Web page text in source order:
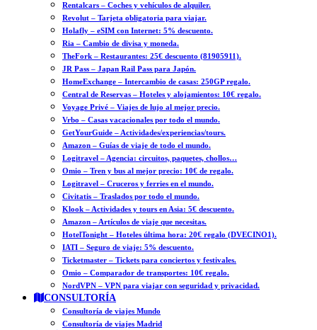
Rentalcars – Coches y vehículos de alquiler.
Revolut – Tarjeta obligatoria para viajar.
Holafly – eSIM con Internet: 5% descuento.
Ria – Cambio de divisa y moneda.
TheFork – Restaurantes: 25€ descuento (81905911).
JR Pass – Japan Rail Pass para Japón.
HomeExchange – Intercambio de casas: 250GP regalo.
Central de Reservas – Hoteles y alojamientos: 10€ regalo.
Voyage Privé – Viajes de lujo al mejor precio.
Vrbo – Casas vacacionales por todo el mundo.
GetYourGuide – Actividades/experiencias/tours.
Amazon – Guías de viaje de todo el mundo.
Logitravel – Agencia: circuitos, paquetes, chollos…
Omio – Tren y bus al mejor precio: 10€ de regalo.
Logitravel – Cruceros y ferries en el mundo.
Civitatis – Traslados por todo el mundo.
Klook – Actividades y tours en Asia: 5€ descuento.
Amazon – Artículos de viaje que necesitas.
HotelTonight – Hoteles última hora: 20€ regalo (DVECINO1).
IATI – Seguro de viaje: 5% descuento.
Ticketmaster – Tickets para conciertos y festivales.
Omio – Comparador de transportes: 10€ regalo.
NordVPN – VPN para viajar con seguridad y privacidad.
CONSULTORÍA
Consultoría de viajes Mundo
Consultoría de viajes Madrid